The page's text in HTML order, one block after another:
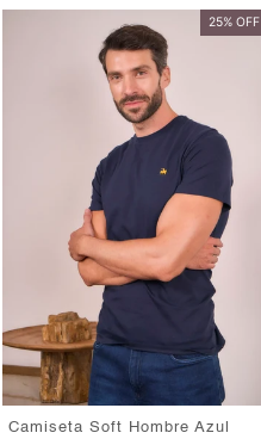
25% OFF
Camiseta Soft Hombre Azul